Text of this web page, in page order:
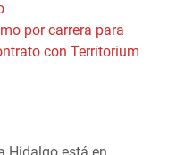
por carrera para
con Territorium